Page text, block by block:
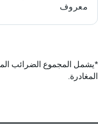
معروف
*يشمل المجموع الضرائب
المغادرة.